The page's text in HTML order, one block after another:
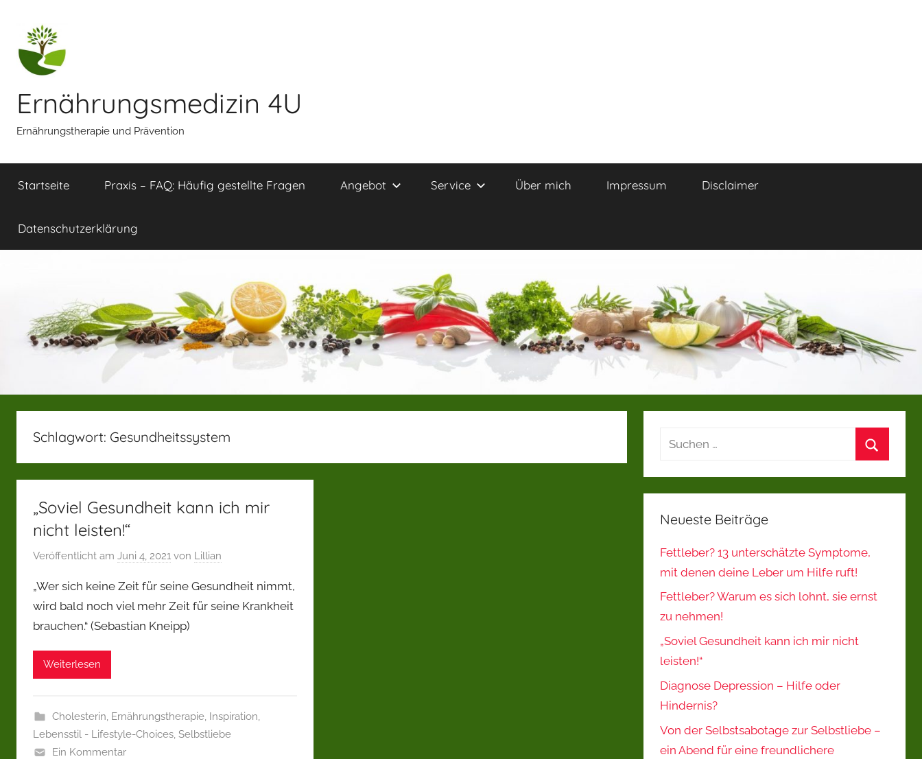
Inhalt
springen
Ernährungsmedizin 4U
Ernährungstherapie und Prävention
Startseite Praxis – FAQ: Häufig gestellte Fragen Angebot Service Über mich Impressum Disclaimer
Datenschutzerklärung
Schlagwort: Gesundheitssystem
„Soviel Gesundheit kann ich mir
nicht leisten!“
Veröffentlicht am Juni 4, 2021 von Lillian
„Wer sich keine Zeit für seine Gesundheit nimmt,
wird bald noch viel mehr Zeit für seine Krankheit
brauchen.“ (Sebastian Kneipp)
Weiterlesen
Cholesterin, Ernährungstherapie, Inspiration,
Lebensstil - Lifestyle-Choices, Selbstliebe
Ein Kommentar
Suchen
Neueste Beiträge
Fettleber? 13 unterschätzte Symptome,
mit denen deine Leber um Hilfe ruft!
Fettleber? Warum es sich lohnt, sie ernst
zu nehmen!
„Soviel Gesundheit kann ich mir nicht
leisten!“
Diagnose Depression – Hilfe oder
Hindernis?
Von der Selbstsabotage zur Selbstliebe –
ein Abend für eine freundlichere